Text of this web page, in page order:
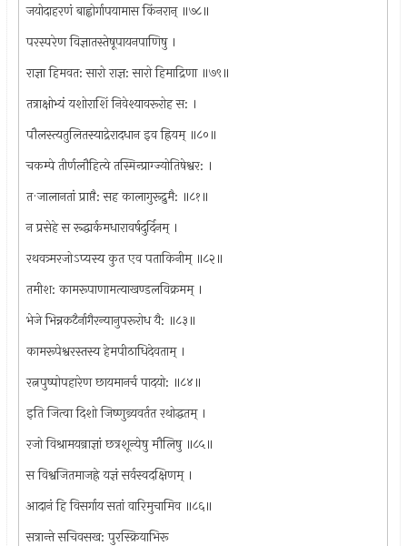
जयोदाहरणं बाह्वोर्गापयामास किंनरान् ॥७८॥
परस्परेण विज्ञातस्तेषूपायनपाणिषु ।
राज्ञा हिमवत: सारो राज्ञ: सारो हिमाद्रिणा ॥७९॥
तत्राक्षोभ्यं यशोराशिं निवेश्यावरूरोह स: ।
पौलस्त्यतुलितस्याद्रेरादधान इव ह्रियम् ॥८०॥
चकम्पे तीर्णलौहित्ये तस्मिन्प्राग्ज्योतिषेश्वर: ।
त·जालानतां प्राप्तै: सह कालागुरूद्रुमै: ॥८१॥
न प्रसेहे स रूद्धार्कमधारावर्षदुर्दिनम् ।
रथवत्र्मरजोऽप्यस्य कुत एव पताकिनीम् ॥८२॥
तमीश: कामरूपाणामत्याखण्डलविक्रमम् ।
भेजे भिन्नकटैर्नागैरन्यानुपरूरोध यै: ॥८३॥
कामरूपेश्वरस्तस्य हेमपीठाधिदेवताम् ।
रत्नपुष्पोपहारेण छायमानर्च पादयो: ॥८४॥
इति जित्वा दिशो जिष्णुन्र्यवर्तत रथोद्धतम् ।
रजो विश्रामयन्राज्ञां छत्रशून्येषु मौलिषु ॥८५॥
स विश्वजितमाजह्रे यज्ञं सर्वस्वदक्षिणम् ।
आदानं हि विसर्गाय सतां वारिमुचामिव ॥८६॥
सत्रान्ते सचिवसख: पुरस्क्रियाभिरू